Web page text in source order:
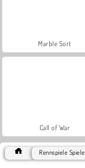
Marble Sort
Call of War
Rennspiele Spiele